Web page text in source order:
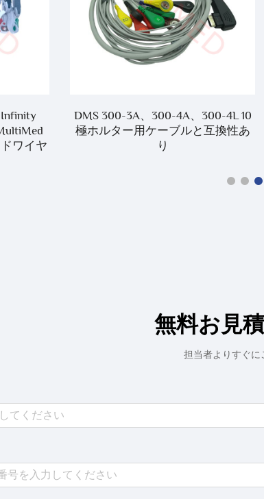
ワイヤ
DMS 300-3A、300-4A、300-4L 10
極ホルター用ケーブルと互換性あ
り
無料お見
担当者よりすぐに